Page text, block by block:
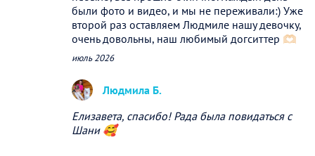
были фото и видео, и мы не переживали:) Уже
второй раз оставляем Людмиле нашу девочку,
очень довольны, наш любимый догситтер 🫶🏻
июль 2026
Людмила Б.
Елизавета, спасибо! Рада была повидаться с
Шани 🥰